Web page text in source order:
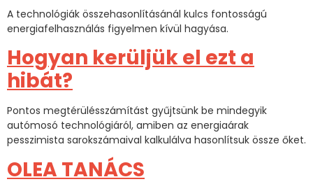
A technológiák összehasonlításánál kulcs fontosságú
energiafelhasználás figyelmen kívül hagyása.
Hogyan kerüljük el ezt a
hibát?
Pontos megtérülésszámítást gyűjtsünk be mindegyik
autómosó technológiáról, amiben az energiaárak
pesszimista sarokszámaival kalkulálva hasonlítsuk össze őket.
OLEA TANÁCS